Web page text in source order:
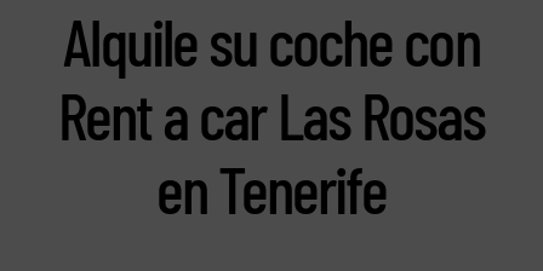
Alquile su coche con
Rent a car Las Rosas
en Tenerife